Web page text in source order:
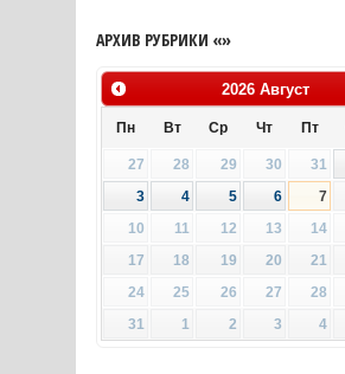
АРХИВ РУБРИКИ «»
2026 Август
Пн Вт Ср Чт Пт
27 28 29 30 31
3
4 5 6 7
10
11 12 13 14
17
18 19 20 21
24
25 26 27 28
31
1 2 3 4